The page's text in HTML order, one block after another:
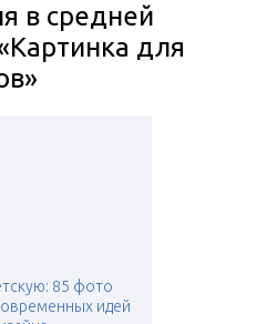
в средней
для
85 фото
идей